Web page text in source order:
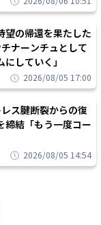
望の帰還を果たした
ナーンチュとして
していく」
2026/08/05 17:00
ス腱断裂からの復
締結「もう一度コー
2026/08/05 14:54